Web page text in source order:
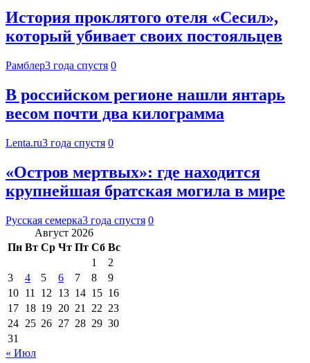
История проклятого отеля «Сесил»,
который убивает своих постояльцев
Рамблер3 года спустя 0
В российском регионе нашли янтарь
весом почти два килограмма
Lenta.ru3 года спустя 0
«Остров мертвых»: где находится
крупнейшая братская могила в мире
Русская семерка3 года спустя 0
Август 2026
Пн Вт Ср Чт Пт Сб Вс
1
2
3
4 5 6 7 8
9
10 11 12 13 14 15 16
17 18 19 20 21 22 23
24 25 26 27 28 29 30
31
« Июл